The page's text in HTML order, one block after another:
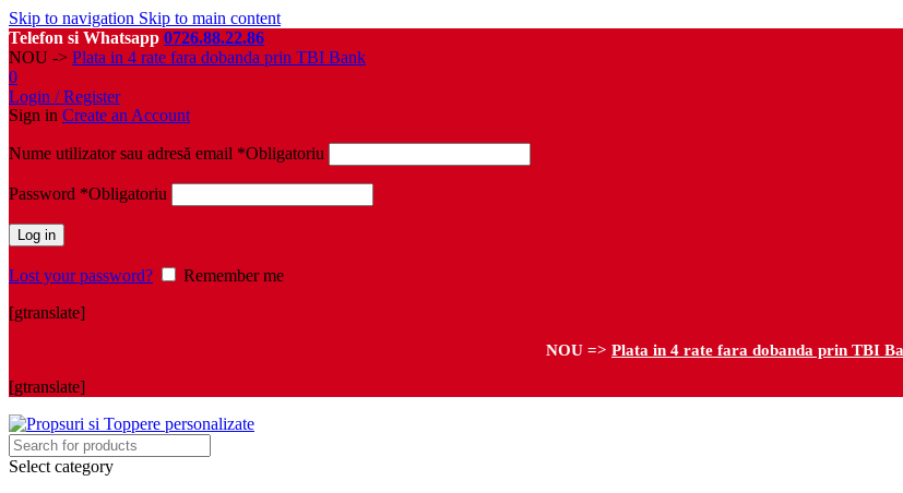
Skip to navigation Skip to main content
Telefon si Whatsapp 0726.88.22.86
NOU -> Plata in 4 rate fara dobanda prin TBI Bank
0
Login / Register
Sign in Create an Account
Nume utilizator sau adresă email *Obligatoriu
Password *Obligatoriu
Log in
Lost your password?
Remember me
[gtranslate]
NOU => Plata in 4 rate fara dobanda prin TBI
[gtranslate]
Select category